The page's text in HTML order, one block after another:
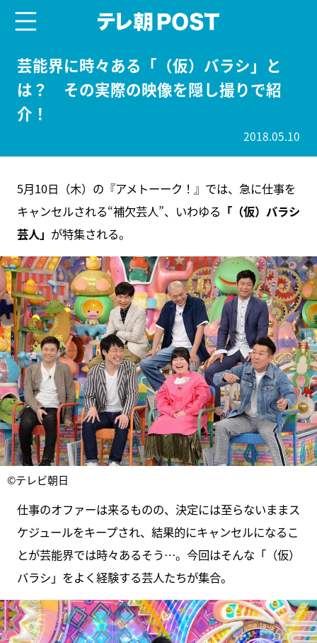
芸能界に時々ある「（仮）バラシ」と
は？ その実際の映像を隠し撮りで紹
介！
2018.05.10
5月10日（木）の『アメトーーク！』では、急に仕事を
キャンセルされる“補欠芸人”、いわゆる 「（仮）バラシ
芸人」 が特集される。
©テレビ朝日
仕事のオファーは来るものの、決定には至らないままス
ケジュールをキープされ、結果的にキャンセルになるこ
とが芸能界では時々あるそう…。今回はそんな「（仮）
バラシ」をよく経験する芸人たちが集合。